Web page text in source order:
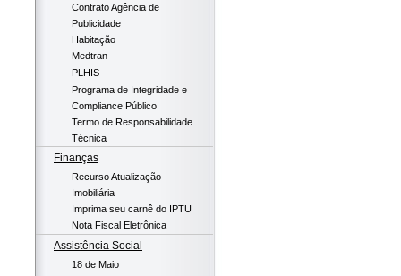
Contrato Agência de
Publicidade
Habitação
Medtran
PLHIS
Programa de Integridade e
Compliance Público
Termo de Responsabilidade
Técnica
Finanças
Recurso Atualização
Imobiliária
Imprima seu carnê do IPTU
Nota Fiscal Eletrônica
Assistência Social
18 de Maio